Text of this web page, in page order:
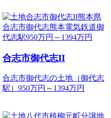
合志市御代志II
合志市御代志の土地（御代志
駅）950万円 ～ 1394万円